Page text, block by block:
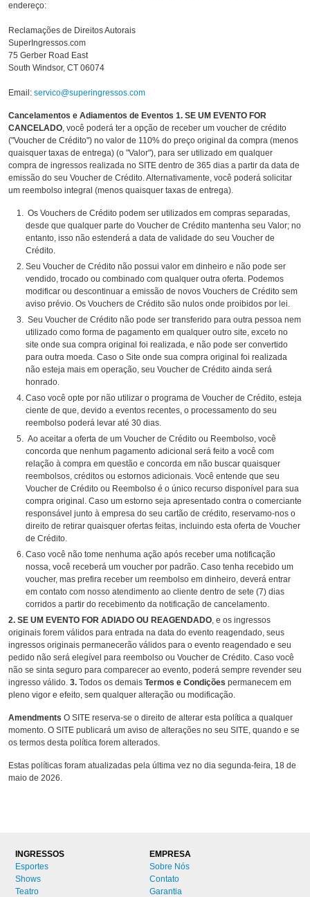
endereço:
Reclamações de Direitos Autorais
SuperIngressos.com
75 Gerber Road East
South Windsor, CT 06074
Email: servico@superingressos.com
Cancelamentos e Adiamentos de Eventos 1. SE UM EVENTO FOR
CANCELADO, você poderá ter a opção de receber um voucher de crédito
("Voucher de Crédito") no valor de 110% do preço original da compra (menos
quaisquer taxas de entrega) (o "Valor"), para ser utilizado em qualquer
compra de ingressos realizada no SITE dentro de 365 dias a partir da data de
emissão do seu Voucher de Crédito. Alternativamente, você poderá solicitar
um reembolso integral (menos quaisquer taxas de entrega).
Os Vouchers de Crédito podem ser utilizados em compras separadas,
desde que qualquer parte do Voucher de Crédito mantenha seu Valor; no
entanto, isso não estenderá a data de validade do seu Voucher de
Crédito.
Seu Voucher de Crédito não possui valor em dinheiro e não pode ser
vendido, trocado ou combinado com qualquer outra oferta. Podemos
modificar ou descontinuar a emissão de novos Vouchers de Crédito sem
aviso prévio. Os Vouchers de Crédito são nulos onde proibidos por lei.
Seu Voucher de Crédito não pode ser transferido para outra pessoa nem
utilizado como forma de pagamento em qualquer outro site, exceto no
site onde sua compra original foi realizada, e não pode ser convertido
para outra moeda. Caso o Site onde sua compra original foi realizada
não esteja mais em operação, seu Voucher de Crédito ainda será
honrado.
Caso você opte por não utilizar o programa de Voucher de Crédito, esteja
ciente de que, devido a eventos recentes, o processamento do seu
reembolso poderá levar até 30 dias.
Ao aceitar a oferta de um Voucher de Crédito ou Reembolso, você
concorda que nenhum pagamento adicional será feito a você com
relação à compra em questão e concorda em não buscar quaisquer
reembolsos, créditos ou estornos adicionais. Você entende que seu
Voucher de Crédito ou Reembolso é o único recurso disponível para sua
compra original. Caso um estorno seja apresentado contra o comerciante
responsável junto à empresa do seu cartão de crédito, reservamo-nos o
direito de retirar quaisquer ofertas feitas, incluindo esta oferta de Voucher
de Crédito.
Caso você não tome nenhuma ação após receber uma notificação
nossa, você receberá um voucher por padrão. Caso tenha recebido um
voucher, mas prefira receber um reembolso em dinheiro, deverá entrar
em contato com nosso atendimento ao cliente dentro de sete (7) dias
corridos a partir do recebimento da notificação de cancelamento.
2. SE UM EVENTO FOR ADIADO OU REAGENDADO, e os ingressos
originais forem válidos para entrada na data do evento reagendado, seus
ingressos originais permanecerão válidos para o evento reagendado e seu
pedido não será elegível para reembolso ou Voucher de Crédito. Caso você
não se sinta seguro para comparecer ao evento, poderá sempre revender seu
ingresso válido. 3. Todos os demais Termos e Condições permanecem em
pleno vigor e efeito, sem qualquer alteração ou modificação.
Amendments O SITE reserva-se o direito de alterar esta política a qualquer
momento. O SITE publicará um aviso de alterações no seu SITE, quando e se
os termos desta política forem alterados.
Estas políticas foram atualizadas pela última vez no dia segunda-feira, 18 de
maio de 2026.
INGRESSOS
Esportes
Shows
Teatro
EMPRESA
Sobre Nós
Contato
Garantia